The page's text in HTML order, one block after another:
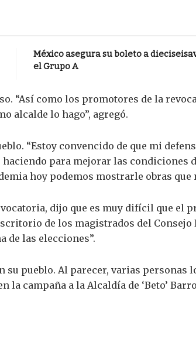
México asegura su boleto a
el Grupo A
“Así como los promotores de la
alcalde lo hago”, agregó.
“Estoy convencido de que mi
para mejorar las condiciones
hoy podemos mostrarle obras que
dijo que es muy difícil que el
de los magistrados del
de las elecciones”.
su pueblo. Al parecer, varias personas
campaña a la Alcaldía de ‘Beto’